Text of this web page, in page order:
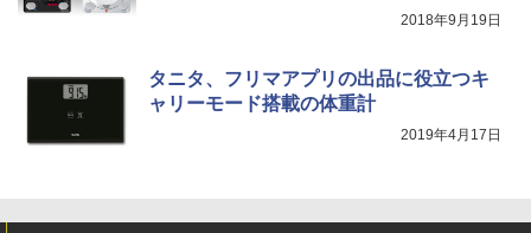
2018年9月19日
タニタ、フリマアプリの出品に役立つキ
ャリーモード搭載の体重計
2019年4月17日